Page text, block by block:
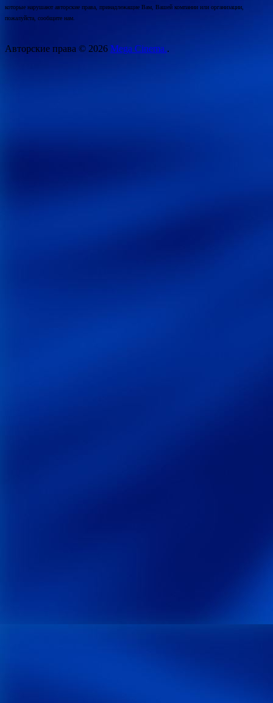
которые нарушают авторские права, принадлежащие Вам, Вашей компании или организации,
пожалуйста, сообщите нам.
Авторские права © 2026 Mega Cinema..